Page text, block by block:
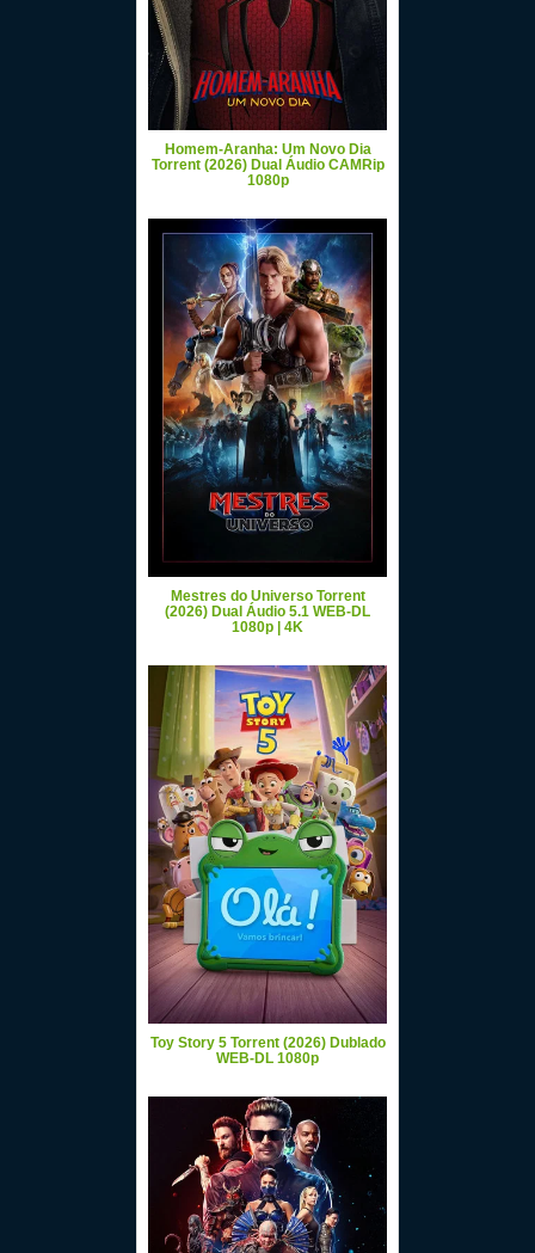
Homem-Aranha: Um Novo Dia
Torrent (2026) Dual Áudio CAMRip
1080p
Mestres do Universo Torrent
(2026) Dual Áudio 5.1 WEB-DL
1080p | 4K
Toy Story 5 Torrent (2026) Dublado
WEB-DL 1080p